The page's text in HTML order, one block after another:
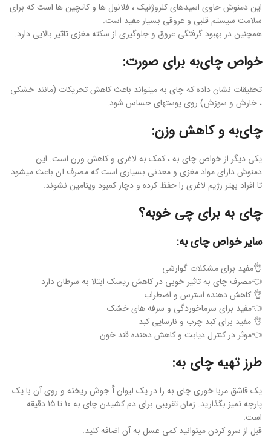
این دمنوش حاوی اسیدهای کلروژنیک ، فلانول ها و کاتچین ها است که برای
سلامت سیستم قلبی و عروقی بسیار مفید است.
همچنین در بهبود گرفتگی عروق و جلوگیری از سکته مغزی تاثیر بالایی دارد.
خواص چای‌به برای صورت:
تحقیقات نشان داده که چای به میتواند باعث کاهش تحریکات (مانند خشکی
، خارش و سوزش) روی پوستهای حساس شود.
چای‌به و کاهش وزن:
یکی دیگر از خواص چای به ، کمک به لاغری و کاهش وزن است. این
دمنوش دارای مواد مغزی و معدنی بسیاری است که مصرف آن باعث میشود
تا افراد بهتر رژیم لاغری را حفظ کرده و دچار کمبود ویتامین نشوند.
چای به برای چی خوبه؟
سایر خواص چای به:
👌مفید برای مشکلات گوارشی
👈مصرف چای به تاثیر خوبی در کاهش ریسک ابتلا به سرطان دارد
👌 کاهش دهنده استرس و اضطراب
👈مفید برای سرماخوردگی و سرفه های خشک
👌 مفید برای کبد چرب و نارسایی کبد
👈موثر در کنترل دیابت و کاهش دهنده قند خون
طرز تهیه چای به:
یک قاشق مربا خوری چای به را در یک لیوان آّ جوش ریخته و روی آن با یک
پارچه تمیز بگذارید. زمان تقریبی برای دم کشیدن چای به 10 تا 15 دقیقه
است.
قبل از سرو کردن میتوانید کمی عسل به آن اضافه کنید.